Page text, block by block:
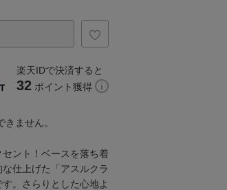
楽天IDで決済すると
32 ポイント獲得
ません。
ント！ベースを落ち着
仕上げた「アスルクラ
。さらりとした心地よ